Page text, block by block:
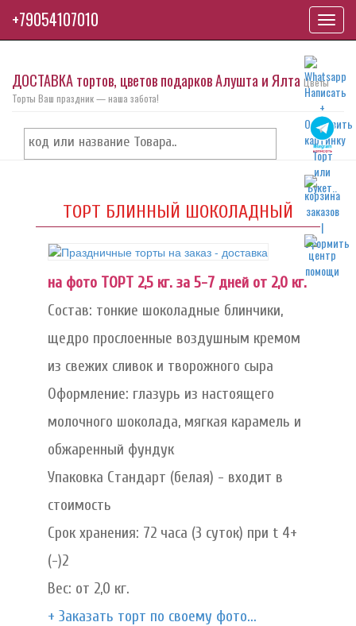
ДОСТАВКА тортов, цветов подарков Алушта и Ялта Цветы
Торты Ваш праздник — наша забота!
ТОРТ БЛИННЫЙ ШОКОЛАДНЫЙ
на фото ТОРТ 2,5 кг. за 5-7 дней от 2,0 кг.
Состав: тонкие шоколадные блинчики,
щедро прослоенные воздушным кремом
из свежих сливок и творожного сыра
Оформление: глазурь из настоящего
молочного шоколада, мягкая карамель и
обжаренный фундук
Упаковка Стандарт (белая) - входит в
стоимость
Срок хранения: 72 часа (3 суток) при t 4+
(-)2
Вес: от 2,0 кг.
+ Заказать торт по своему фото...
+79054107010